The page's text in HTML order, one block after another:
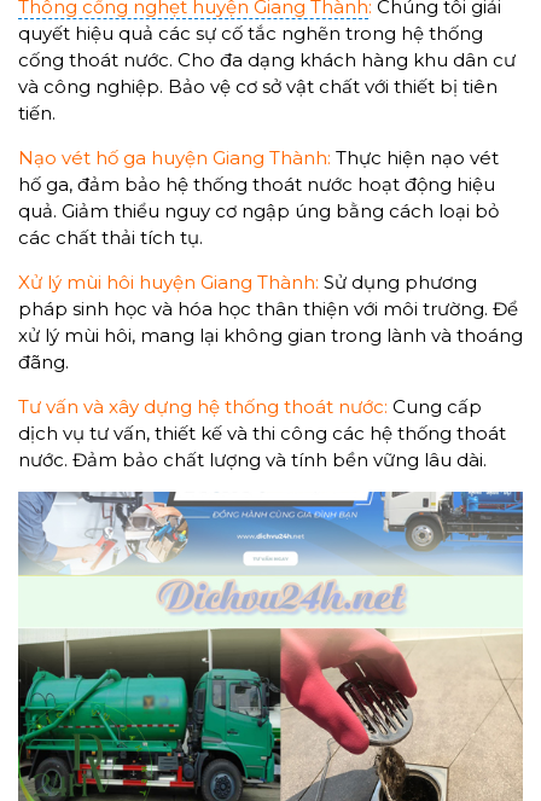
Thông cống nghẹt huyện Giang Thành: Chúng tôi giải
quyết hiệu quả các sự cố tắc nghẽn trong hệ thống
cống thoát nước. Cho đa dạng khách hàng khu dân cư
và công nghiệp. Bảo vệ cơ sở vật chất với thiết bị tiên
tiến.
Nạo vét hố ga huyện Giang Thành: Thực hiện nạo vét
hố ga, đảm bảo hệ thống thoát nước hoạt động hiệu
quả. Giảm thiểu nguy cơ ngập úng bằng cách loại bỏ
các chất thải tích tụ.
Xử lý mùi hôi huyện Giang Thành: Sử dụng phương
pháp sinh học và hóa học thân thiện với môi trường. Để
xử lý mùi hôi, mang lại không gian trong lành và thoáng
đãng.
Tư vấn và xây dựng hệ thống thoát nước: Cung cấp
dịch vụ tư vấn, thiết kế và thi công các hệ thống thoát
nước. Đảm bảo chất lượng và tính bền vững lâu dài.